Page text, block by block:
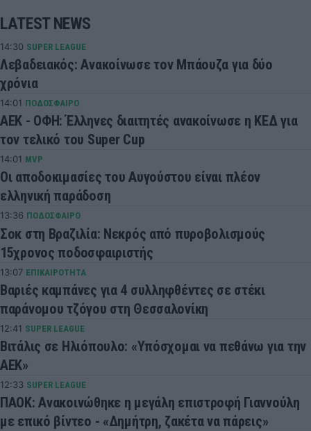
LATEST NEWS
14:30 SUPER LEAGUE
Λεβαδειακός: Ανακοίνωσε τον Μπάουζα για δύο
χρόνια
14:01 ΠΟΔΟΣΦΑΙΡΟ
ΑΕΚ - ΟΦΗ: Έλληνες διαιτητές ανακοίνωσε η ΚΕΔ για
τον τελικό του Super Cup
14:01 MVP
Οι αποδοκιμασίες του Αυγούστου είναι πλέον
ελληνική παράδοση
13:36 ΠΟΔΟΣΦΑΙΡΟ
Σοκ στη Βραζιλία: Νεκρός από πυροβολισμούς
15χρονος ποδοσφαιριστής
13:07 ΕΠΙΚΑΙΡΟΤΗΤΑ
Βαριές καμπάνες για 4 συλληφθέντες σε στέκι
παράνομου τζόγου στη Θεσσαλονίκη
12:41 SUPER LEAGUE
Βιτάλις σε Ηλιόπουλο: «Υπόσχομαι να πεθάνω για την
ΑΕΚ»
12:33 SUPER LEAGUE
ΠΑΟΚ: Ανακοινώθηκε η μεγάλη επιστροφή Γιαννούλη
με επικό βίντεο - «Δημήτρη, ζακέτα να πάρεις»